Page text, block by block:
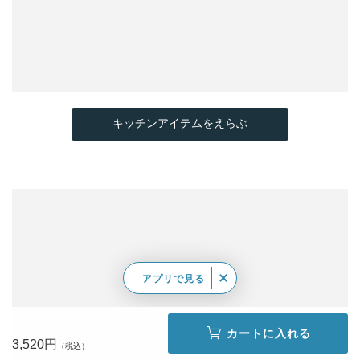
キッチンアイテムをえらぶ
3,520円
カートに入れる
アプリで見る